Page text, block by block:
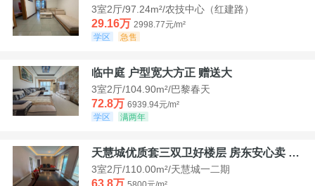
3室2厅/97.24m²/农技中心（红建路）
29.16万 2998.77元/m²
学区
急售
临中庭 户型宽大方正 赠送大
3室2厅/104.90m²/巴黎春天
72.8万 6939.94元/m²
学区
满两年
天慧城优质套三双卫好楼层 房东安心卖 价格好谈
3室2厅/110.00m²/天慧城一二期
63.8万